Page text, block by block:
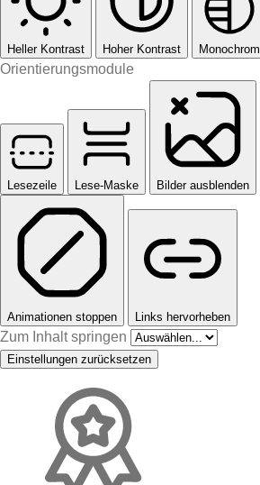
Heller Kontrast Hoher Kontrast Monochrom
Orientierungsmodule
Lesezeile Lese-Maske Bilder ausblenden
Animationen stoppen Links hervorheben
Zum Inhalt springen
Einstellungen zurücksetzen